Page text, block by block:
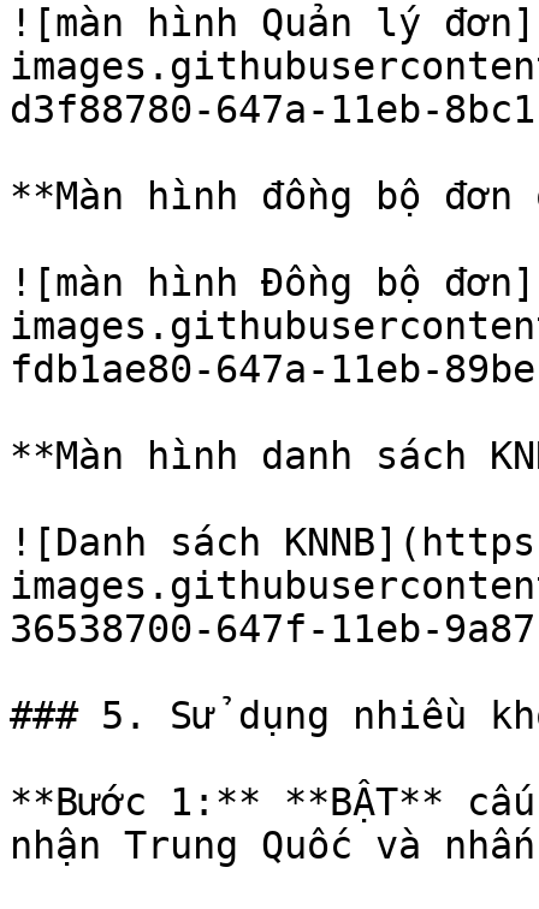
![màn hình Quản lý
d3f88780-647a-11eb-
**Màn hình đồng bộ đơn
![màn hình Đồng bộ
fdb1ae80-647a-11eb-
**Màn hình danh sách
![Danh sách
36538700-647f-11eb-
### 5. Sử dụng nhiều
**Bước 1:** **BẬT**
nhận Trung Quốc và